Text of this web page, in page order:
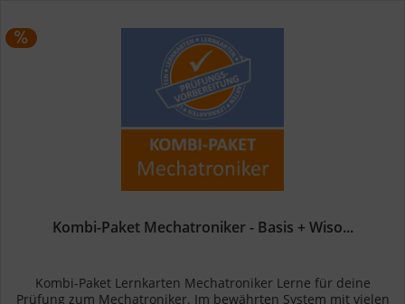
Kombi-Paket Mechatroniker - Basis + Wiso...
Kombi-Paket Lernkarten Mechatroniker Lerne für deine
Prüfung zum Mechatroniker. Im bewährten System mit vielen